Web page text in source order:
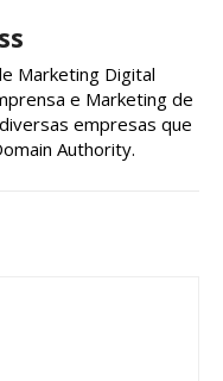
Marketing Digital
e Marketing de
empresas que
Authority.